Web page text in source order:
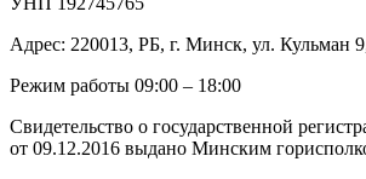
Адрес: 220013, РБ, г. Минск, ул. Кульман
Режим работы 09:00 – 18:00
Свидетельство о государственной
от 09.12.2016 выдано Минским